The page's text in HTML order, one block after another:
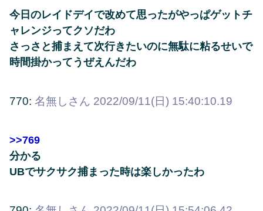
今日のレイドデイで改めて思ったがやっぱゲットチ
ャレンジってクソだわ
さっさと捕まえて次行きたいのに無駄に粘るせいで
時間掛かってうぜえんだわ
770: 名無しさん 2022/09/11(日) 15:40:10.19
>>769
分かる
UBでサクサク捕まった時は楽しかったわ